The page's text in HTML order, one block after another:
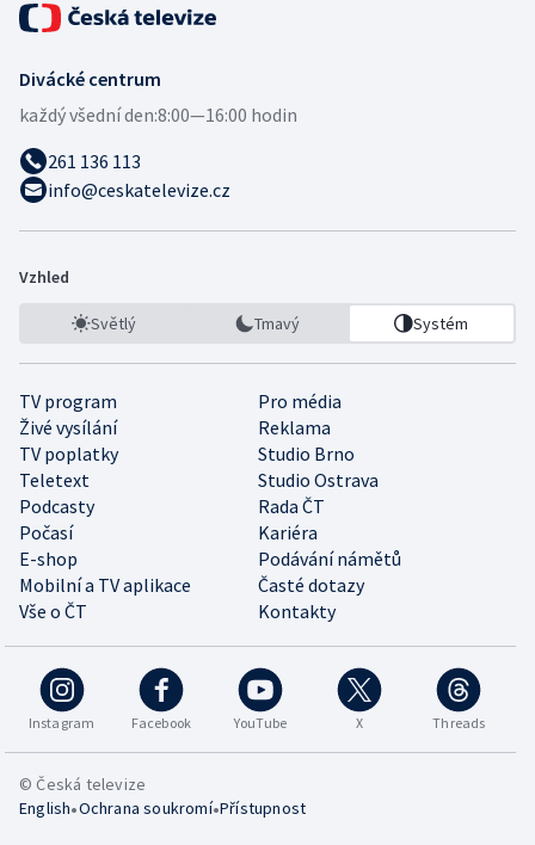
Divácké centrum
každý všední den:8:00—16:00 hodin
261 136 113
info@ceskatelevize.cz
Vzhled
Světlý Tmavý Systém
TV program
Pro média
Živé vysílání
Reklama
TV poplatky
Studio Brno
Teletext
Studio Ostrava
Podcasty
Rada ČT
Počasí
Kariéra
E-shop
Podávání námětů
Mobilní a TV aplikace
Časté dotazy
Vše o ČT
Kontakty
Instagram Facebook YouTube X Threads
© Česká televize
English•Ochrana soukromí•Přístupnost